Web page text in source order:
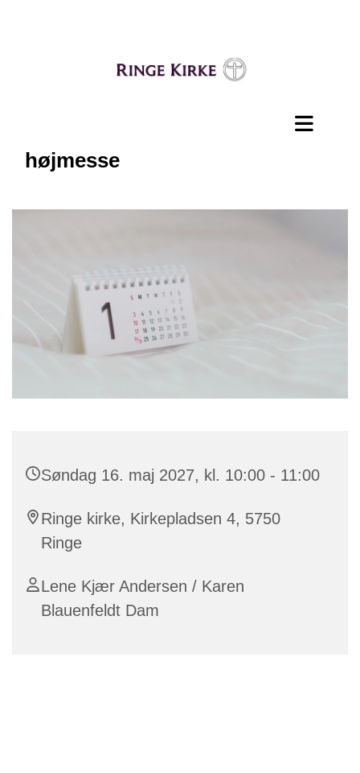
højmesse
Søndag 16. maj 2027, kl. 10:00 - 11:00
Ringe kirke, Kirkepladsen 4, 5750
Ringe
Lene Kjær Andersen / Karen
Blauenfeldt Dam